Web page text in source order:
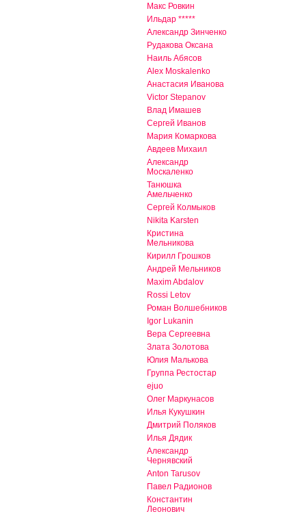
Макс Ровкин
Ильдар *****
Александр Зинченко
Рудакова Оксана
Наиль Абясов
Alex Moskalenko
Анастасия Иванова
Victor Stepanov
Влад Имашев
Сергей Иванов
Мария Комаркова
Авдеев Михаил
Александр
Москаленко
Танюшка
Амельченко
Сергей Колмыков
Nikita Karsten
Кристина
Мельникова
Кирилл Грошков
Андрей Мельников
Maxim Abdalov
Rossi Letov
Роман Волшебников
Igor Lukanin
Вера Сергеевна
Злата Золотова
Юлия Малькова
Группа Рестостар
ejuo
Олег Маркунасов
Илья Кукушкин
Дмитрий Поляков
Илья Дядик
Александр
Чернявский
Anton Tarusov
Павел Радионов
Константин
Леонович